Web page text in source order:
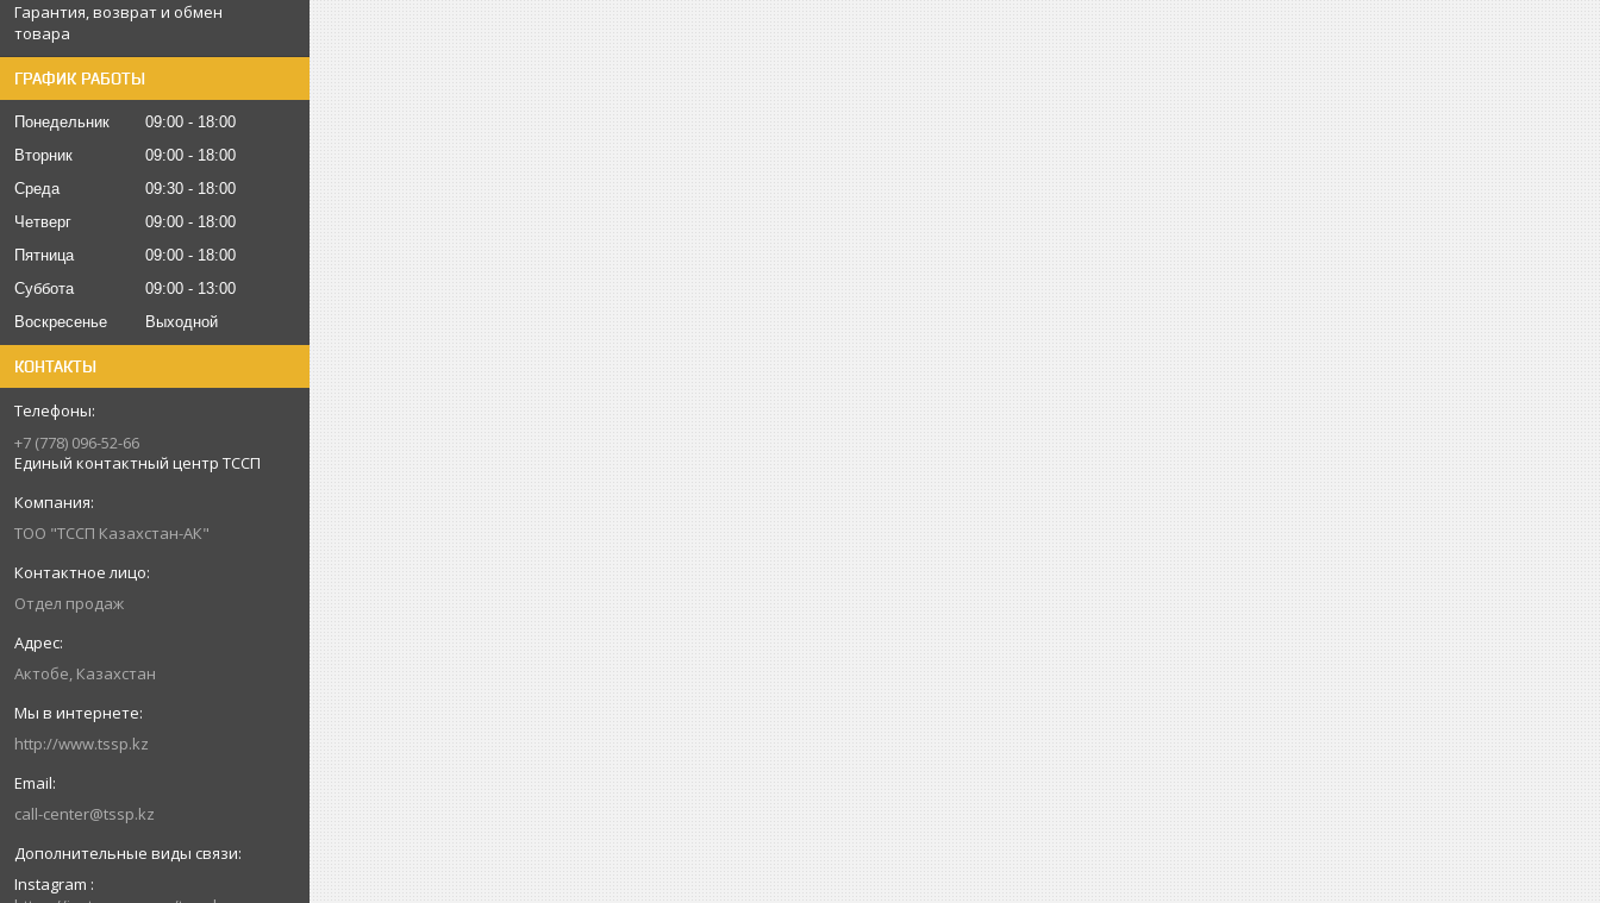
Гарантия, возврат и обмен
товара
ГРАФИК РАБОТЫ
Понедельник 09:00
18:00
Вторник
09:00
18:00
Среда
09:30
18:00
Четверг
09:00
18:00
Пятница
09:00
18:00
Суббота
09:00
13:00
Воскресенье
Выходной
КОНТАКТЫ
+7 (778) 096-52-66
Единый контактный центр ТССП
ТОО "ТССП Казахстан-АК"
Отдел продаж
Актобе, Казахстан
http://www.tssp.kz
call-center@tssp.kz
Instagram